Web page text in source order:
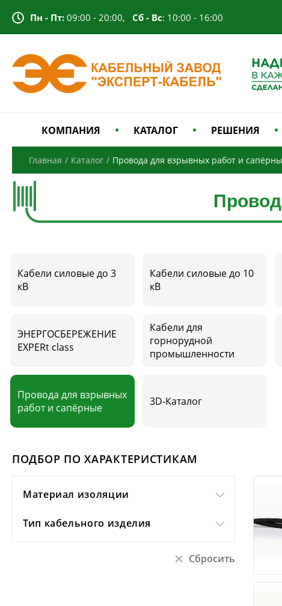
Пн - Пт: 09:00 - 20:00, Сб - Вс: 10:00 - 16:00
КОМПАНИЯ КАТАЛОГ РЕШЕНИЯ
Главная / Каталог / Провода для взрывных работ и
Кабели силовые до 3
кВ
Кабели силовые до 10
кВ
ЭНЕРГОСБЕРЕЖЕНИЕ
EXPERt class
Кабели для
горнорудной
промышленности
Провода для взрывных
работ и сапёрные
3D-Каталог
ПОДБОР ПО ХАРАКТЕРИСТИКАМ
Материал изоляции
Тип кабельного изделия